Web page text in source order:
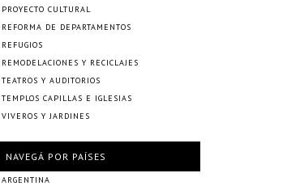
PROYECTO CULTURAL
REFORMA DE DEPARTAMENTOS
REFUGIOS
REMODELACIONES Y RECICLAJES
TEATROS Y AUDITORIOS
TEMPLOS CAPILLAS E IGLESIAS
VIVEROS Y JARDINES
NAVEGÁ POR PAÍSES
ARGENTINA